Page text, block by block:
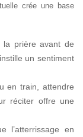
crée une base
la prière avant de
un sentiment
en train, attendre
réciter offre une
l’atterrissage en